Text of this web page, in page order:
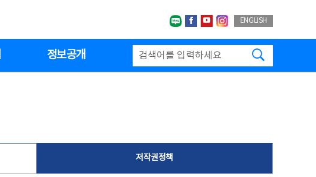
네이버블로그
페이스북
유투브인스타그랩
ENGLISH
정보공개
저작권정책